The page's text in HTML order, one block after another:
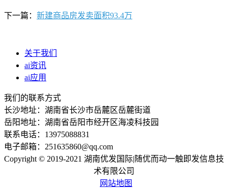
下一篇： 新建商品房发卖面积93.4万
关于我们
ai资讯
ai应用
我们的联系方式
长沙地址：湖南省长沙市岳麓区岳麓街道
岳阳地址：湖南省岳阳市经开区海凌科技园
联系电话：13975088831
电子邮箱：251635860@qq.com
Copyright © 2019-2021 湖南优发国际|随优而动一触即发信息技
术有限公司
网站地图